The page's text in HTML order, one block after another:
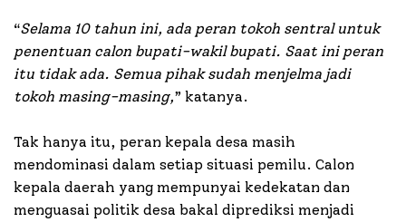
“Selama 10 tahun ini, ada peran tokoh sentral untuk
penentuan calon bupati-wakil bupati. Saat ini peran
itu tidak ada. Semua pihak sudah menjelma jadi
tokoh masing-masing,” katanya.
Tak hanya itu, peran kepala desa masih
mendominasi dalam setiap situasi pemilu. Calon
kepala daerah yang mempunyai kedekatan dan
menguasai politik desa bakal diprediksi menjadi